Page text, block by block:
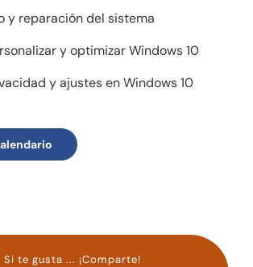
y reparación del sistema
y optimizar Windows 10
y ajustes en Windows 10
Si te gusta ... ¡Comparte!